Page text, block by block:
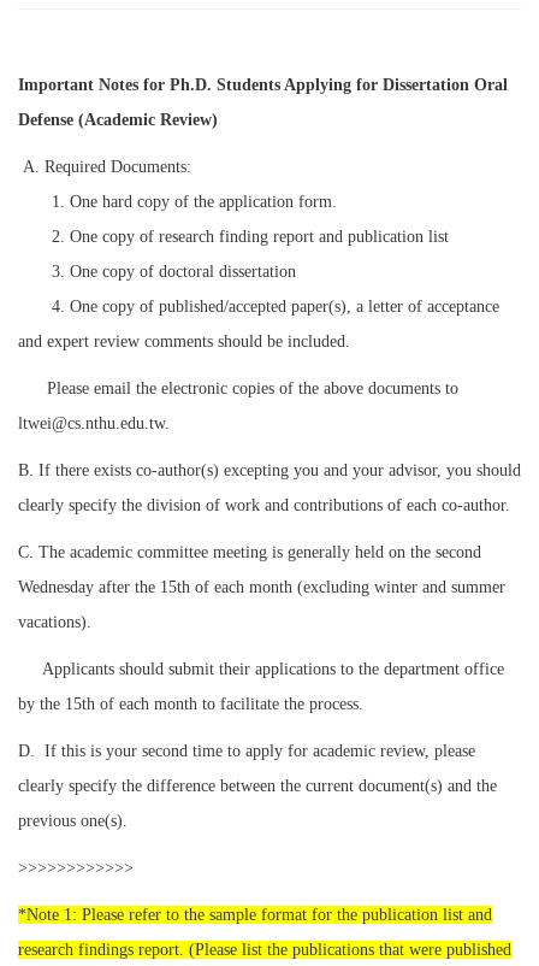
Important Notes for Ph.D. Students Applying for Dissertation Oral
Defense (Academic Review)
A. Required Documents:
1. One hard copy of the application form.
2. One copy of research finding report and publication list
3. One copy of doctoral dissertation
4. One copy of published/accepted paper(s), a letter of acceptance
and expert review comments should be included.
Please email the electronic copies of the above documents to
ltwei@cs.nthu.edu.tw.
B. If there exists co-author(s) excepting you and your advisor, you should
clearly specify the division of work and contributions of each co-author.
C. The academic committee meeting is generally held on the second
Wednesday after the 15th of each month (excluding winter and summer
vacations).
Applicants should submit their applications to the department office
by the 15th of each month to facilitate the process.
D. If this is your second time to apply for academic review, please
clearly specify the difference between the current document(s) and the
previous one(s).
>>>>>>>>>>>>
*Note 1: Please refer to the sample format for the publication list and
research findings report. (Please list the publications that were published